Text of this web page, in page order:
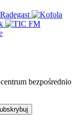
bezpośrednio